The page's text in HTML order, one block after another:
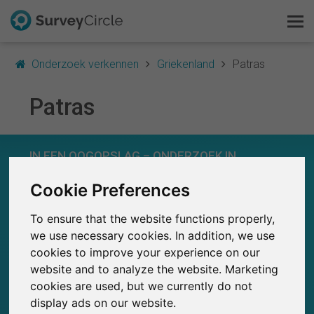
Cookie Preferences
To ensure that the website functions properly,
we use necessary cookies. In addition, we use
cookies to improve your experience on our
website and to analyze the website. Marketing
cookies are used, but we currently do not
display ads on our website.
Onderzoek verkennen Griekenland Patras
Patras
IN EEN OOGOPSLAG – ONDERZOEK IN
0
Eerder gepubliceerde onderzoeken op
SurveyCircle
0
Studies die momenteel gepubliceerd zijn op
SurveyCircle
Survey Ranking
Onderzoek verkennen
FAQ
Gratis registreren
Inloggen